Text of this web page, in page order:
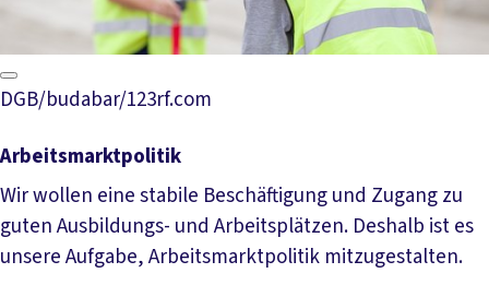
DGB/budabar/123rf.com
Arbeitsmarktpolitik
Wir wollen eine stabile Beschäftigung und Zugang zu
guten Ausbildungs- und Arbeitsplätzen. Deshalb ist es
unsere Aufgabe, Arbeitsmarktpolitik mitzugestalten.